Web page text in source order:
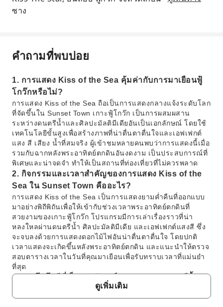
ซาง
คำถามที่พบบ่อย
1. การแสดง Kiss of the Sea คุ้มค่ากับการมาเยือนฟู้
โกว๊กหรือไม่?
การแสดง Kiss of the Sea ถือเป็นการแสดงกลางแจ้งระดับโลก
ที่จัดขึ้นใน Sunset Town เกาะฟู้โกว๊ก เป็นการผสมผสาน
ระหว่างดนตรีน้ำและศิลปะมัลติมีเดียอันเป็นเอกลักษณ์ โดยใช้
เทคโนโลยีขั้นสูงเพื่อสร้างภาพที่น่าตื่นตาตื่นใจและเอฟเฟกต์
แสง สี เสียง น้ำที่สมจริง ผู้เข้าชมหลายคนพบว่าการแสดงนี้เมื่อ
รวมกับฉากหลังพระอาทิตย์ตกดินอันงดงาม เป็นประสบการณ์ที่
พิเศษและน่าจดจำ ทำให้เป็นสถานที่ท่องเที่ยวที่ไม่ควรพลาด
2. กิจกรรมและเวลาสำคัญของการแสดง Kiss of the
Sea ใน Sunset Town คืออะไร?
การแสดง Kiss of the Sea เป็นการแสดงยามค่ำคืนที่ออกแบบ
มาอย่างพิถีพิถันเพื่อให้เข้ากับช่วงเวลาพระอาทิตย์ตกดินที่
สวยงามของเกาะฟู้โกว๊ก โปรแกรมมีการเล่าเรื่องราวที่น่า
หลงใหลผ่านดนตรีน้ำ ศิลปะมัลติมีเดีย และเอฟเฟกต์แสงสี ซึ่ง
จะจบลงด้วยการแสดงดอกไม้ไฟอันน่าตื่นตาตื่นใจ โดยปกติ
เวลาแสดงจะเกิดขึ้นหลังพระอาทิตย์ตกดิน และแนะนำให้ตรวจ
สอบตารางเวลาในวันที่คุณมาเยือนเพื่อรับทราบเวลาที่แม่นยำ
ที่สุด
3. เทคโนโลยีที่เป็นเอกลักษณ์ของการแสดงดนตรีน้ำ
Kiss of the Sea มีอะไรบ้าง?
การแสดง Kiss of the Sea ใช้เทคโนโลยีที่ล้ำสมัยเป็นครั้งแรก
ดูเพิ่มเติม